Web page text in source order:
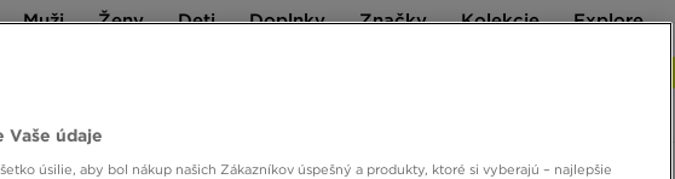
Muži Ženy Deti Doplnky Značky Kolekcie Explore
Vaše údaje
úsilie, aby bol nákup našich Zákazníkov úspešný a produkty, ktoré si vyberajú – najlepšie